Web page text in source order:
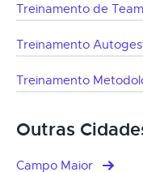
Treinamento de
Treinamento
Treinamento
Outras
Campo Maior